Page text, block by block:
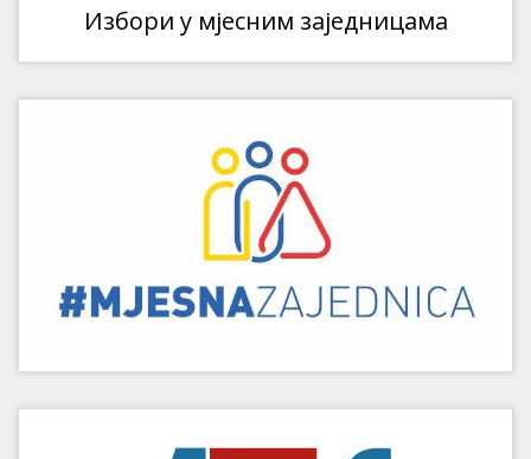
Избори у мјесним заједницама